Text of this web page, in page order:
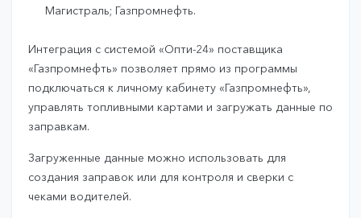
Магистраль; Газпромнефть.
Интеграция с системой «Опти-24» поставщика
«Газпромнефть» позволяет прямо из программы
подключаться к личному кабинету «Газпромнефть»,
управлять топливными картами и загружать данные по
заправкам.
Загруженные данные можно использовать для
создания заправок или для контроля и сверки с
чеками водителей.